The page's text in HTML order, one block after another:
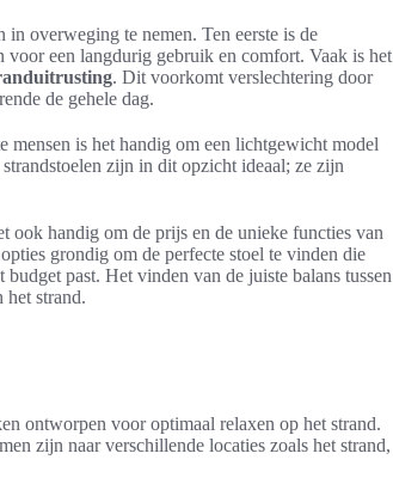
overweging te nemen. Ten eerste is de
voor een langdurig gebruik en comfort. Vaak is het
. Dit voorkomt verslechtering door
de gehele dag.
mensen is het handig om een lichtgewicht model
zijn in dit opzicht ideaal; ze zijn
ook handig om de prijs en de unieke functies van
grondig om de perfecte stoel te vinden die
past. Het vinden van de juiste balans tussen
het strand.
ontworpen voor optimaal relaxen op het strand.
zijn naar verschillende locaties zoals het strand,